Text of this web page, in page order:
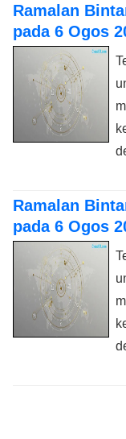
Ramalan
pada 6 Ogos
Ramalan
pada 6 Ogos